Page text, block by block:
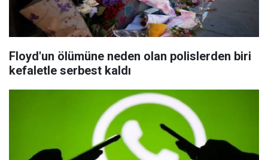
Floyd'un ölümüne neden olan polislerden biri
kefaletle serbest kaldı